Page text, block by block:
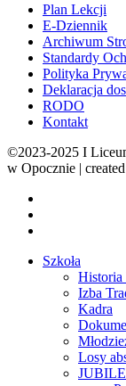
Plan Lekcji
E-Dziennik
Archiwum
Standardy
Polityka
Deklaracja
RODO
Kontakt
©2023-2025 I
w Opocznie |
Close
Szkoła
Historia
Izba
Kadra
Losy